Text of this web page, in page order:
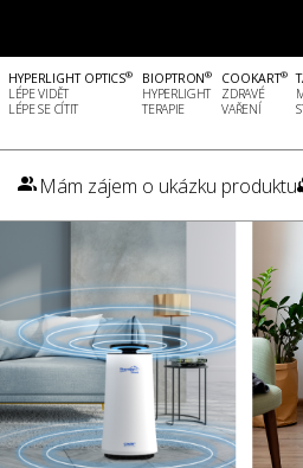
HYPERLIGHT OPTICS®
LÉPE VIDĚT
LÉPE SE CÍTIT
BIOPTRON®
HYPERLIGHT
TERAPIE
COOKART®
ZDRAVÉ
VAŘENÍ
Mám zájem o ukázku produktu